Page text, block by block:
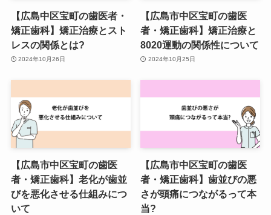
【広島中区宝町の歯医者・
矯正歯科】矯正治療とスト
レスの関係とは?
2024年10月26日
【広島市中区宝町の歯医
者・矯正歯科】矯正治療と
8020運動の関係性について
2024年10月25日
【広島市中区宝町の歯医
者・矯正歯科】老化が歯並
びを悪化させる仕組みにつ
いて
【広島市中区宝町の歯医
者・矯正歯科】歯並びの悪
さが頭痛につながるって本
当?